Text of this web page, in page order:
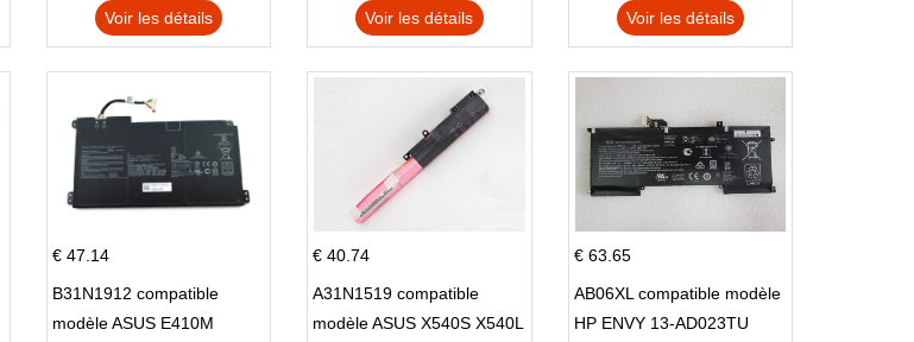
Voir les détails Voir les détails Voir les détails
€ 47.14
B31N1912 compatible
modèle ASUS E410M
€ 40.74
A31N1519 compatible
modèle ASUS X540S X540L
€ 63.65
AB06XL compatible modèle
HP ENVY 13-AD023TU